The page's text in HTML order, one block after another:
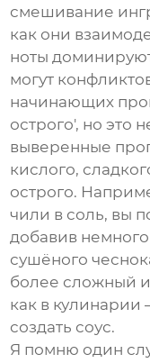
смешивание
как они
ноты
могут
начинающих
острого', но это
выверенные
кислого,
острого.
чили в соль, вы
добавив
сушёного
более сложный и
как в кулинарии
создать соус.
Я помню один